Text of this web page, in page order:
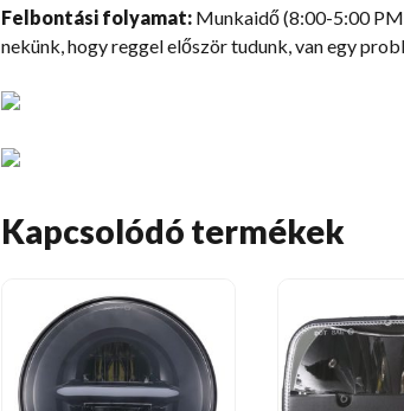
Felbontási folyamat: Munkaidő (8:00-5:00
nekünk, hogy reggel először tudunk, van egy
Kapcsolódó termékek